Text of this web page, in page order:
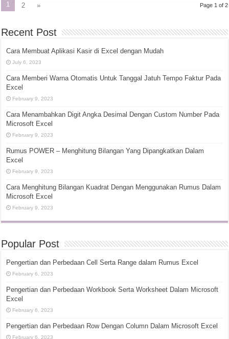
Page 1 of 2
1 2 »
Recent Post
Cara Membuat Aplikasi Kasir di Excel dengan Mudah
July 6, 2023
Cara Memberi Warna Otomatis Untuk Tanggal Jatuh Tempo Faktur Pada
Excel
February 9, 2023
Cara Menambahkan Digit Angka Desimal Dengan Custom Number Pada
Microsoft Excel
February 9, 2023
Rumus POWER – Menghitung Bilangan Yang Dipangkatkan Dalam
Excel
February 9, 2023
Cara Menghitung Bilangan Kuadrat Dengan Menggunakan Rumus Dalam
Microsoft Excel
February 9, 2023
Popular Post
Pengertian dan Perbedaan Cell Serta Range dalam Rumus Excel
February 6, 2023
Pengertian dan Perbedaan Workbook Serta Worksheet Dalam Microsoft
Excel
February 6, 2023
Pengertian dan Perbedaan Row Dengan Column Dalam Microsoft Excel
February 6, 2023